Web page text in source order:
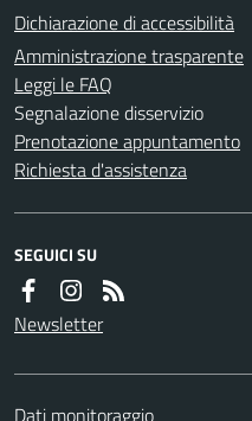
Dichiarazione di accessibilità
Amministrazione trasparente
Leggi le FAQ
Segnalazione disservizio
Prenotazione appuntamento
Richiesta d'assistenza
SEGUICI SU
Newsletter
Dati monitoraggio